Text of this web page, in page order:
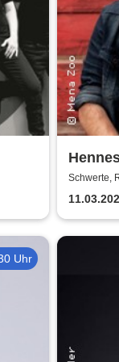
Schwerte,
Uhr